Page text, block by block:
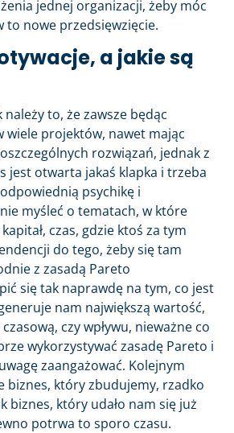
jednej organizacji, żeby móc
to nowe przedsięwzięcie.
a jakie są
należy to, że zawsze będąc
wiele projektów, nawet mając
rozwiązań, jednak z
jest otwarta jakaś klapka i trzeba
psychikę i
myśleć o tematach, w które
czas, gdzie ktoś za tym
do tego, żeby się tam
z zasadą Pareto
się tak naprawdę na tym, co jest
nam największą wartość,
czy wpływu, nieważne co
wykorzystywać zasadę Pareto i
zaangażować. Kolejnym
biznes, który zbudujemy, rzadko
biznes, który udało nam się już
potrwa to sporo czasu.